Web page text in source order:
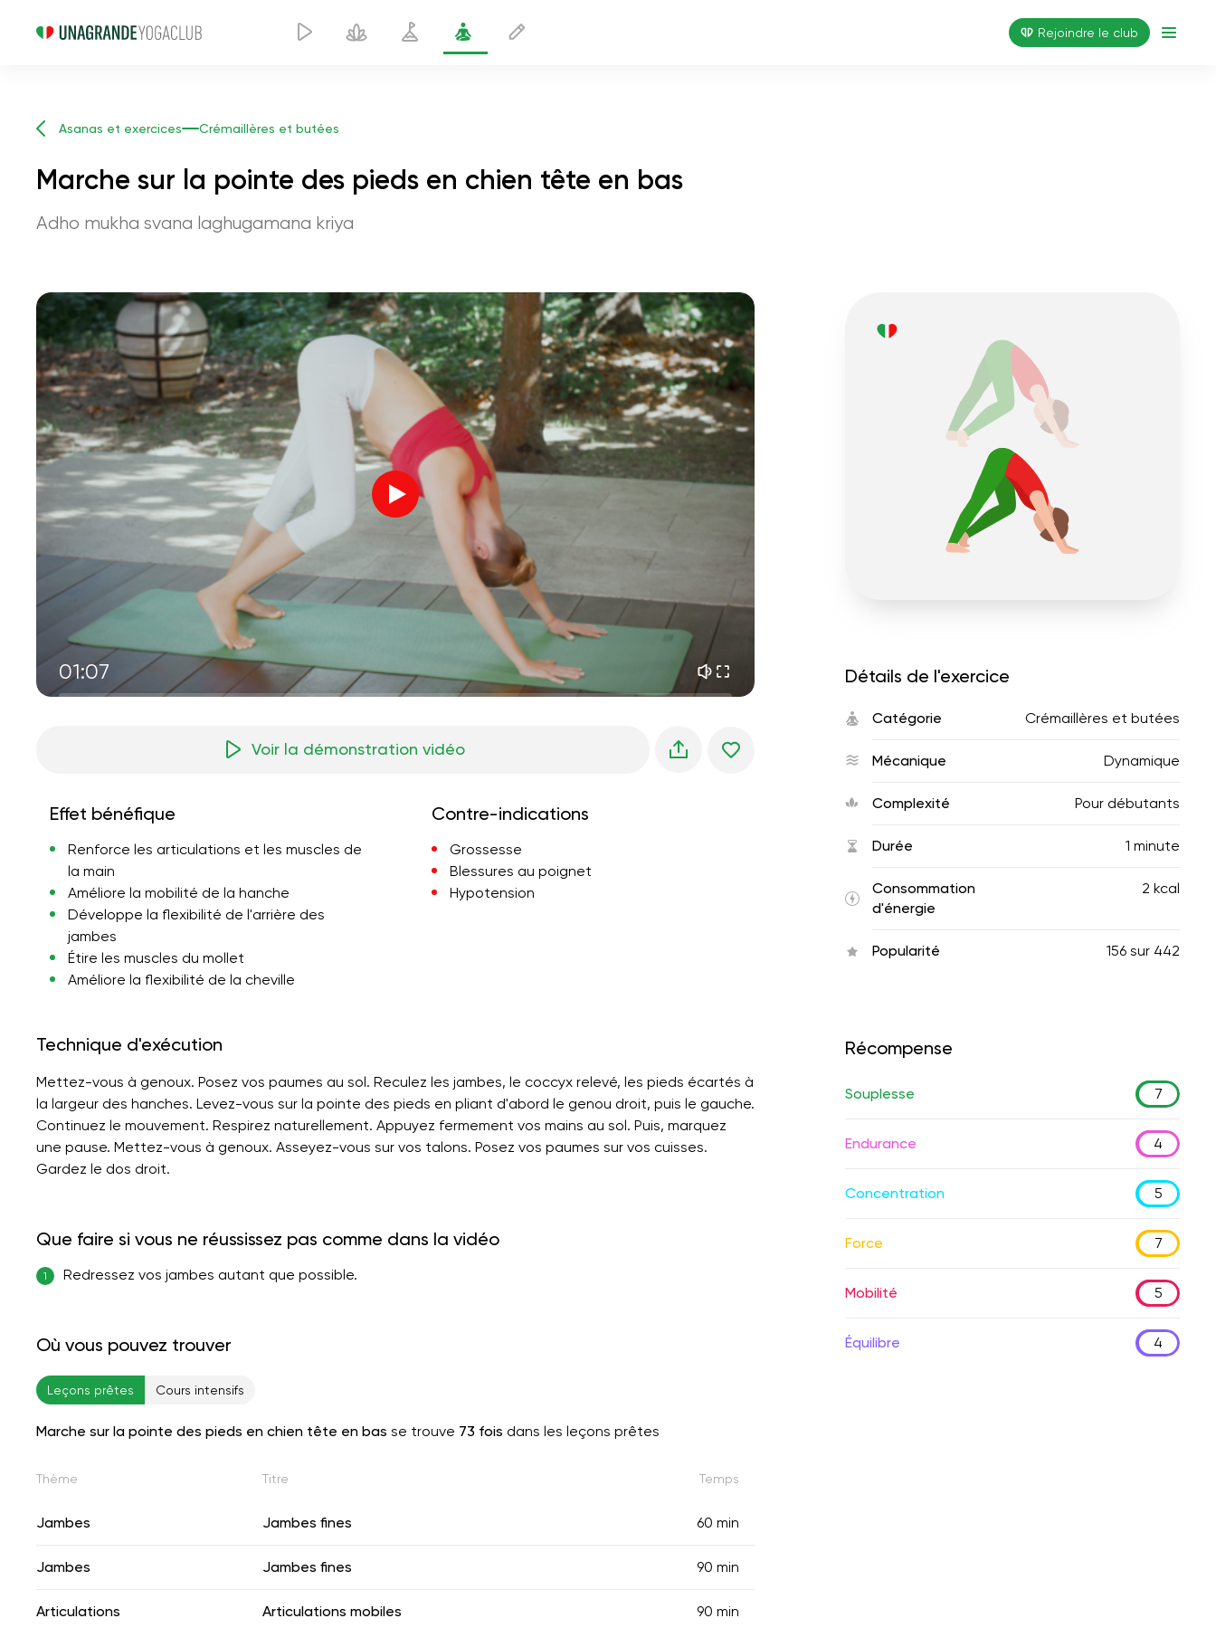
Rejoindre le club
Asanas et exercices Crémaillères et butées
Marche sur la pointe des pieds en chien tête en bas
Adho mukha svana laghugamana kriya
01:07
Voix de l'instructeur
le vol de l'âme 01:44
paix intérieure 01:27
rêves du matin
fraîcheur de la forêt 05:00
pluie d'été
silence des montagnes
brise de mer
la voix du vent 02:00
forêt de printemps 02:00
Voir la démonstration vidéo
Effet bénéfique
Renforce les articulations et les muscles de
la main
Améliore la mobilité de la hanche
Développe la flexibilité de l'arrière des
jambes
Étire les muscles du mollet
Améliore la flexibilité de la cheville
Contre-indications
Grossesse
Blessures au poignet
Hypotension
Technique d'exécution
Mettez-vous à genoux. Posez vos paumes au sol. Reculez les jambes, le coccyx relevé, les pieds écartés à
la largeur des hanches. Levez-vous sur la pointe des pieds en pliant d'abord le genou droit, puis le gauche.
Continuez le mouvement. Respirez naturellement. Appuyez fermement vos mains au sol. Puis, marquez
une pause. Mettez-vous à genoux. Asseyez-vous sur vos talons. Posez vos paumes sur vos cuisses.
Gardez le dos droit.
Que faire si vous ne réussissez pas comme dans la vidéo
1 Redressez vos jambes autant que possible.
Où vous pouvez trouver
Leçons prêtes Cours intensifs
Marche sur la pointe des pieds en chien tête en bas se trouve 73 fois dans les leçons prêtes
Thème Titre Temps
Jambes Jambes fines 60 min
Jambes Jambes fines 90 min
Articulations Articulations mobiles 90 min
Détails de l'exercice
Catégorie Crémaillères et butées
Mécanique Dynamique
Complexité Pour débutants
Durée 1 minute
Consommation
d'énergie
2 kcal
Popularité 156 sur 442
Récompense
Souplesse 7
Endurance 4
Concentration 5
Force 7
Mobilité 5
Équilibre 4